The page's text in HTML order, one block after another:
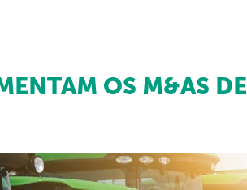
OS M&AS DE